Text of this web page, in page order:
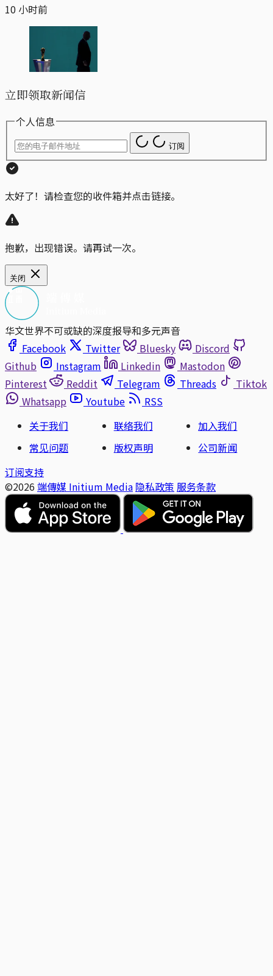
10 小时前
立即领取新闻信
个人信息
订阅
太好了！请检查您的收件箱并点击链接。
抱歉，出现错误。请再试一次。
关闭
华文世界不可或缺的深度报导和多元声音
Facebook
Twitter Bluesky
Discord
Github
Instagram Linkedin
Mastodon
Pinterest
Reddit Telegram Threads
Tiktok
Whatsapp
Youtube
RSS
关于我们
联络我们
加入我们
常见问题
版权声明
公司新闻
订阅支持
©2026 端傳媒 Initium Media 隐私政策 服务条款